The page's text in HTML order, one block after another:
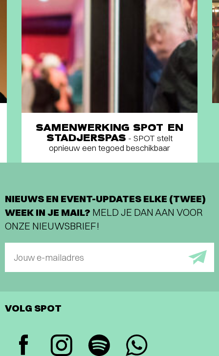
SAMENWERKING SPOT EN
STADJERSPAS - SPOT stelt
opnieuw een tegoed beschikbaar
NIEUWS EN EVENT-UPDATES ELKE (TWEE)
WEEK IN JE MAIL? MELD JE DAN AAN VOOR
ONZE NIEUWSBRIEF!
Jouw e-mailadres
VOLG SPOT